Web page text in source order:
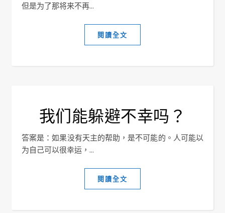
但是为了那将来不再...
閱讀全文
我们能躲避不幸吗？
答案是：如果没有天主的帮助，是不可能的。人可能以
为自己可以很幸运，...
閱讀全文